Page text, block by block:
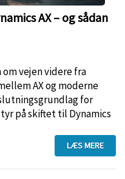
AX – og sådan
vejen videre fra
AX og moderne
for
på skiftet til Dynamics
LÆS MERE